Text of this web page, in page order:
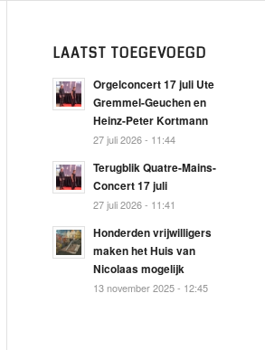
LAATST TOEGEVOEGD
Orgelconcert 17 juli Ute
Gremmel-Geuchen en
Heinz-Peter Kortmann
27 juli 2026 - 11:44
Terugblik Quatre-Mains-
Concert 17 juli
27 juli 2026 - 11:41
Honderden vrijwilligers
maken het Huis van
Nicolaas mogelijk
13 november 2025 - 12:45